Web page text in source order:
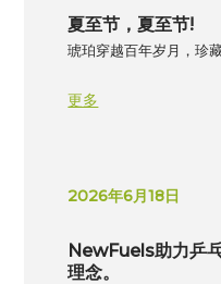
夏至节，夏至节!
琥珀穿越百年岁月，珍
更多
2026年6月18日
NewFuels助力乒
理念。